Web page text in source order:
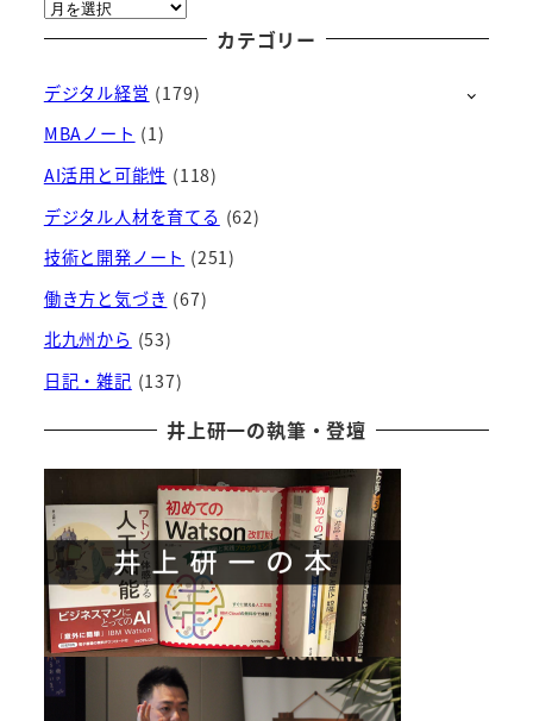
ア
ー
イ
ブ
カテゴリー
デジタル経営 (179)
MBAノート (1)
AI活用と可能性 (118)
デジタル人材を育てる (62)
技術と開発ノート (251)
働き方と気づき (67)
北九州から (53)
日記・雑記 (137)
井上研一の執筆・登壇